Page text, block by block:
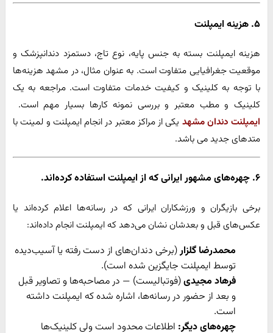
۵. هزینه ایمپلنت
هزینه ایمپلنت بسته به جنس پایه، نوع تاج، دستمزد دندانپزشک و
موقعیت جغرافیایی متفاوت است. به عنوان مثال، در مشهد هزینه‌ها
با توجه به کلینیک و کیفیت خدمات متفاوت است. مراجعه به یک
کلینیک و مطب معتبر و بررسی نمونه کارها بسیار مهم است.
ایمپلنت دندان مشهد یکی از مراکز معتبر در انجام ایمپلنت و لمینت با
متدهای جدید می باشد.
۶. چهره‌های مشهور ایرانی که از ایمپلنت استفاده کرده‌اند.
برخی بازیگران و ورزشکاران ایرانی که در رسانه‌ها اعلام کرده‌اند یا
عکس‌های قبل و بعدشان نشان می‌دهد که ایمپلنت انجام داده‌اند:
محمدرضا گلزار(برخی دندان‌های از دست رفته یا آسیب‌دیده
توسط ایمپلنت جایگزین شده است).
فرهاد مجیدی(فوتبالیست) — در مصاحبه‌ها و تصاویر قبل
و بعد از حضور در رسانه‌ها، اشاره شده که ایمپلنت داشته
است.
چهره‌های دیگر: اطلاعات محدود است ولی کلینیک‌ها